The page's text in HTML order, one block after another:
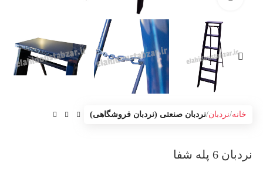
خانه نردبان نردبان صنعتی (نردبان فروشگاهی)
نردبان 6 پله شفا